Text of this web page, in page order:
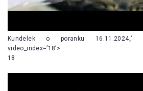
Kundelek o poranku 16.11.2024„’
video_index=’18’>
18